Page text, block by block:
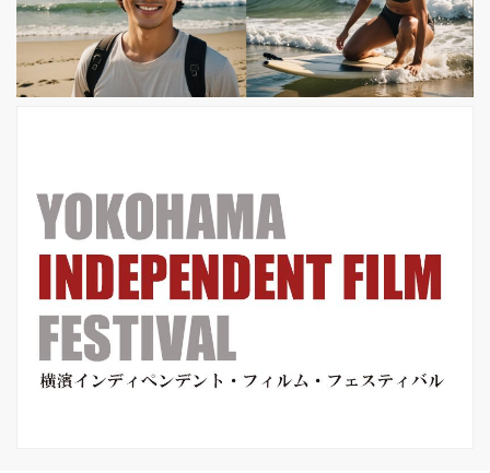
イ・ボンダルチュク監督。彼は、俳優
としてもロベルト・ロッセリーニ監督
のイタリア映画『ローマで夜だった』